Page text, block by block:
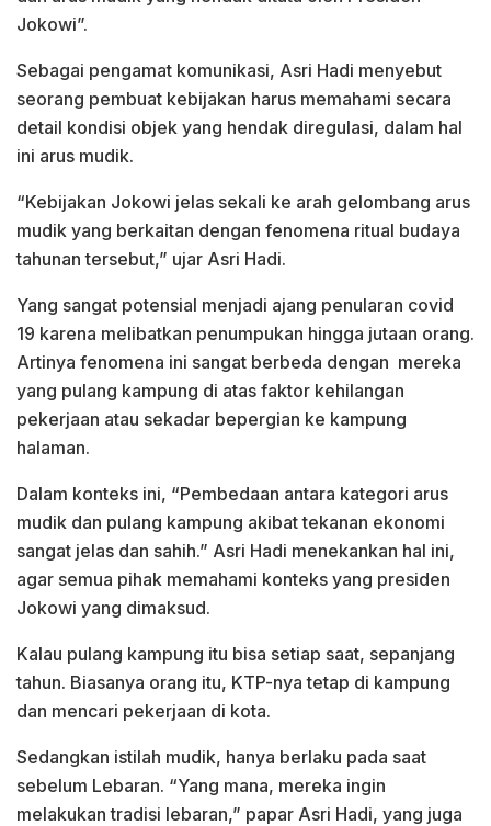
Jokowi”.
Sebagai pengamat komunikasi, Asri Hadi menyebut
seorang pembuat kebijakan harus memahami secara
detail kondisi objek yang hendak diregulasi, dalam hal
ini arus mudik.
“Kebijakan Jokowi jelas sekali ke arah gelombang arus
mudik yang berkaitan dengan fenomena ritual budaya
tahunan tersebut,” ujar Asri Hadi.
Yang sangat potensial menjadi ajang penularan covid
19 karena melibatkan penumpukan hingga jutaan orang.
Artinya fenomena ini sangat berbeda dengan mereka
yang pulang kampung di atas faktor kehilangan
pekerjaan atau sekadar bepergian ke kampung
halaman.
Dalam konteks ini, “Pembedaan antara kategori arus
mudik dan pulang kampung akibat tekanan ekonomi
sangat jelas dan sahih.” Asri Hadi menekankan hal ini,
agar semua pihak memahami konteks yang presiden
Jokowi yang dimaksud.
Kalau pulang kampung itu bisa setiap saat, sepanjang
tahun. Biasanya orang itu, KTP-nya tetap di kampung
dan mencari pekerjaan di kota.
Sedangkan istilah mudik, hanya berlaku pada saat
sebelum Lebaran. “Yang mana, mereka ingin
melakukan tradisi lebaran,” papar Asri Hadi, yang juga